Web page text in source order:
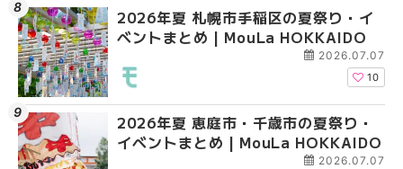
2026年夏 札幌市手稲区の夏祭り・イ
ベントまとめ | MouLa HOKKAIDO
2026.07.07
10
2026年夏 恵庭市・千歳市の夏祭り・
イベントまとめ | MouLa HOKKAIDO
2026.07.07
2026年夏 札幌市南区
ントまとめ | MouLa
2026年夏 札幌市中央
ベントまとめ |
2026年夏 札幌市南区
ントまとめ | MouLa
2026年夏 札幌市東区
ントまとめ | MouLa